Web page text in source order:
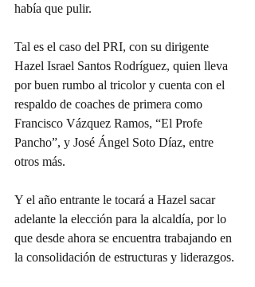
había que pulir.
Tal es el caso del PRI, con su dirigente
Hazel Israel Santos Rodríguez, quien lleva
por buen rumbo al tricolor y cuenta con el
respaldo de coaches de primera como
Francisco Vázquez Ramos, “El Profe
Pancho”, y José Ángel Soto Díaz, entre
otros más.
Y el año entrante le tocará a Hazel sacar
adelante la elección para la alcaldía, por lo
que desde ahora se encuentra trabajando en
la consolidación de estructuras y liderazgos.